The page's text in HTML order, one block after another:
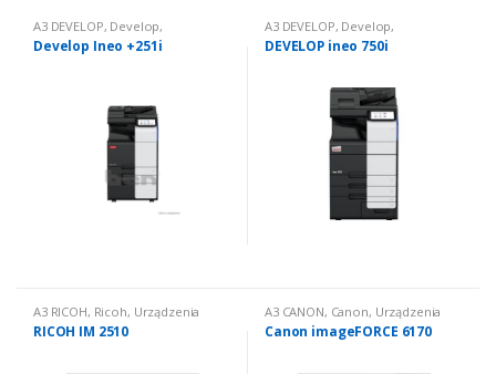
A3 DEVELOP, Develop,
Urządzenia wielofunkcyjne
nowe,Urządzenia
Develop Ineo +251i
A3 DEVELOP, Develop,
Urządzenia wielofunkcyjne
nowe,Urządzenia
DEVELOP ineo 750i
A3 RICOH, Ricoh, Urządzenia
wielofunkcyjne nowe
Urządzenia wielofunkcyjne
RICOH IM 2510
A3 CANON, Canon, Urządzenia
wielofunkcyjne nowe,
Urządzenia wielofunkcyjne
Canon imageFORCE 6170